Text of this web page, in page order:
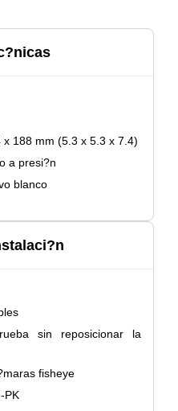
x 188 mm (5.3 x 5.3 x 7.4)
a presi?n
blanco
sin reposicionar la
fisheye
PK